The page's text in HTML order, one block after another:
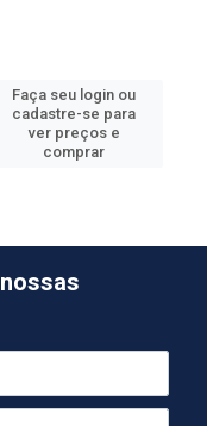
Faça seu login ou
cadastre-se para
ver preços e
comprar